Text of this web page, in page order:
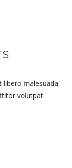
libero malesuada
volutpat